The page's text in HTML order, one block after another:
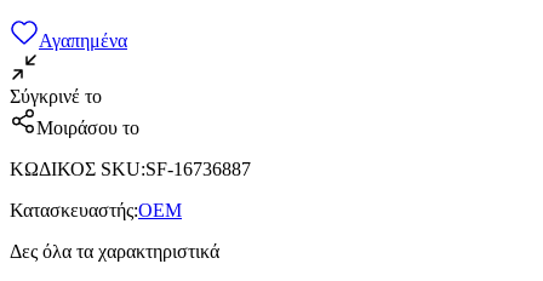
Αγαπημένα
Σύγκρινέ το
Μοιράσου το
ΚΩΔΙΚΟΣ SKU:SF-16736887
Κατασκευαστής:OEM
Δες όλα τα χαρακτηριστικά